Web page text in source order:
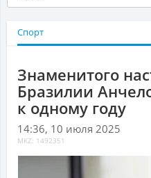
Спорт
Знаменитого
Бразилии
к одному году
14:36, 10 июля 2025
MKZ: 1492351